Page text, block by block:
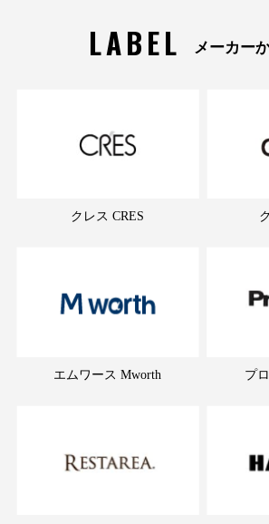
LABEL メーカー
クレス CRES
エムワース Mworth プ